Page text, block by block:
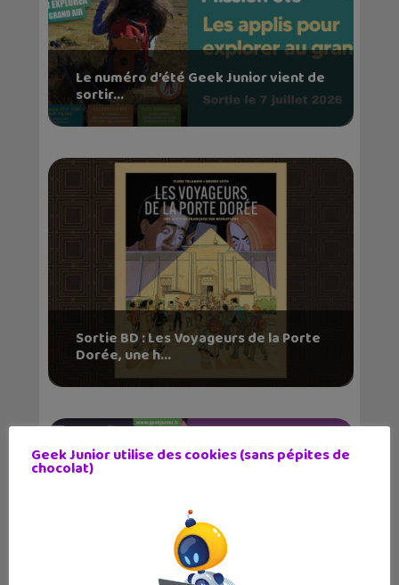
Le numéro d’été Geek Junior vient de
sortir...
Sortie BD : Les Voyageurs de la Porte
Dorée, une h...
Geek Junior utilise des cookies (sans pépites de
chocolat)